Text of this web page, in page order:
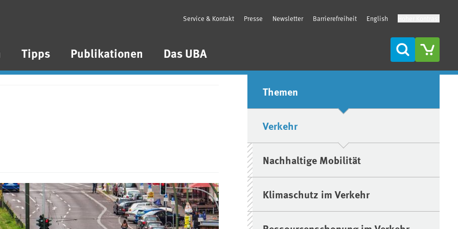
Tipps Publikationen Das UBA
Service & Kontakt Presse Newsletter Barrierefreiheit English
Suche
Seitenleiste
Themen
Verkehr
Nachhaltige Mobilität
Klimaschutz im Verkehr